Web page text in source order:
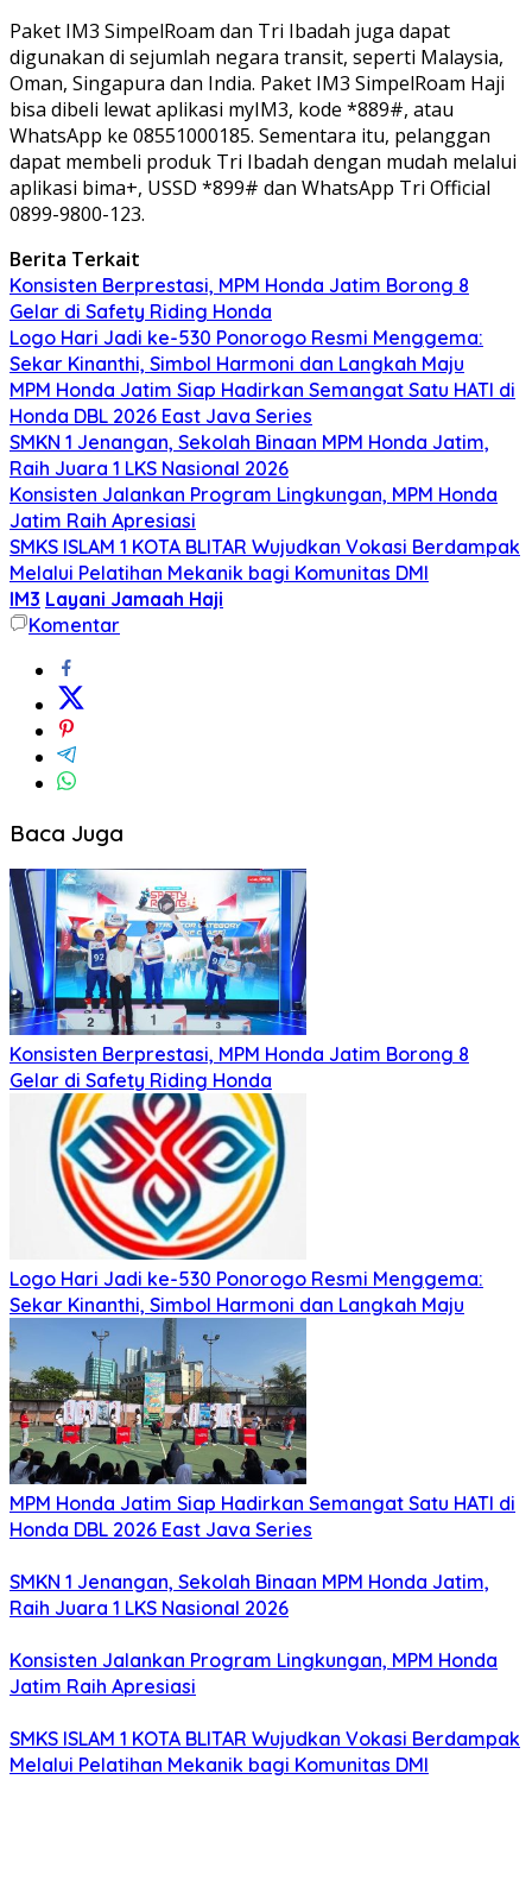
Paket IM3 SimpelRoam dan Tri Ibadah juga dapat
digunakan di sejumlah negara transit, seperti Malaysia,
Oman, Singapura dan India. Paket IM3 SimpelRoam Haji
bisa dibeli lewat aplikasi myIM3, kode *889#, atau
WhatsApp ke 08551000185. Sementara itu, pelanggan
dapat membeli produk Tri Ibadah dengan mudah melalui
aplikasi bima+, USSD *899# dan WhatsApp Tri Official
0899-9800-123.
Berita Terkait
Konsisten Berprestasi, MPM Honda Jatim Borong 8
Gelar di Safety Riding Honda
Logo Hari Jadi ke-530 Ponorogo Resmi Menggema:
Sekar Kinanthi, Simbol Harmoni dan Langkah Maju
MPM Honda Jatim Siap Hadirkan Semangat Satu HATI di
Honda DBL 2026 East Java Series
SMKN 1 Jenangan, Sekolah Binaan MPM Honda Jatim,
Raih Juara 1 LKS Nasional 2026
Konsisten Jalankan Program Lingkungan, MPM Honda
Jatim Raih Apresiasi
SMKS ISLAM 1 KOTA BLITAR Wujudkan Vokasi Berdampak
Melalui Pelatihan Mekanik bagi Komunitas DMI
IM3 Layani Jamaah Haji
Komentar
Baca Juga
Konsisten Berprestasi, MPM Honda Jatim Borong 8
Gelar di Safety Riding Honda
Logo Hari Jadi ke-530 Ponorogo Resmi Menggema:
Sekar Kinanthi, Simbol Harmoni dan Langkah Maju
MPM Honda Jatim Siap Hadirkan Semangat Satu HATI di
Honda DBL 2026 East Java Series
SMKN 1 Jenangan, Sekolah Binaan MPM Honda Jatim,
Raih Juara 1 LKS Nasional 2026
Konsisten Jalankan Program Lingkungan, MPM Honda
Jatim Raih Apresiasi
SMKS ISLAM 1 KOTA BLITAR Wujudkan Vokasi Berdampak
Melalui Pelatihan Mekanik bagi Komunitas DMI